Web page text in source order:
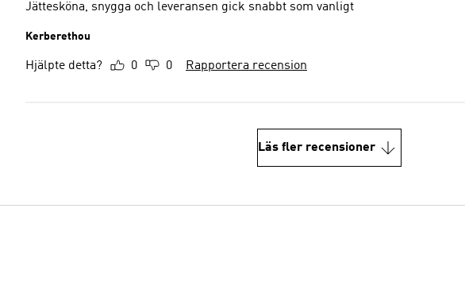
Jättesköna, snygga och leveransen gick snabbt som vanligt
Kerberethou
Hjälpte detta? 0 0 Rapportera recension
Läs fler recensioner